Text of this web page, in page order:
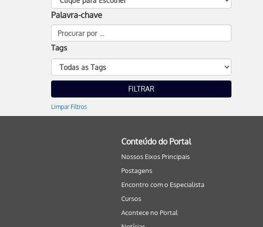
Palavra-chave
Tags
Limpar Filtros
Conteúdo do Portal
Nossos Eixos Principais
Postagens
Encontro com o Especialista
Cursos
Acontece no Portal